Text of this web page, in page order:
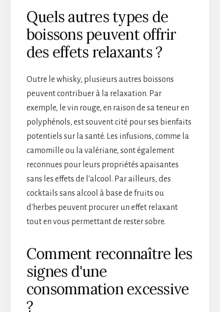
Quels autres types de
boissons peuvent offrir
des effets relaxants ?
Outre le whisky, plusieurs autres boissons
peuvent contribuer à la relaxation. Par
exemple, le vin rouge, en raison de sa teneur en
polyphénols, est souvent cité pour ses bienfaits
potentiels sur la santé. Les infusions, comme la
camomille ou la valériane, sont également
reconnues pour leurs propriétés apaisantes
sans les effets de l'alcool. Par ailleurs, des
cocktails sans alcool à base de fruits ou
d'herbes peuvent procurer un effet relaxant
tout en vous permettant de rester sobre.
Comment reconnaître les
signes d'une
consommation excessive
?